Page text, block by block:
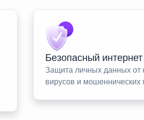
Безопасный интернет
Защита личных данных от
вирусов и мошеннических